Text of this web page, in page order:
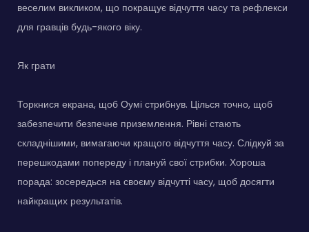
веселим викликом, що покращує відчуття часу та рефлекси
для гравців будь-якого віку.
Як грати
Торкнися екрана, щоб Оумі стрибнув. Цілься точно, щоб
забезпечити безпечне приземлення. Рівні стають
складнішими, вимагаючи кращого відчуття часу. Слідкуй за
перешкодами попереду і плануй свої стрибки. Хороша
порада: зосередься на своєму відчутті часу, щоб досягти
найкращих результатів.